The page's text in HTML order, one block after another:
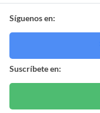
Síguenos en:
Suscríbete en: